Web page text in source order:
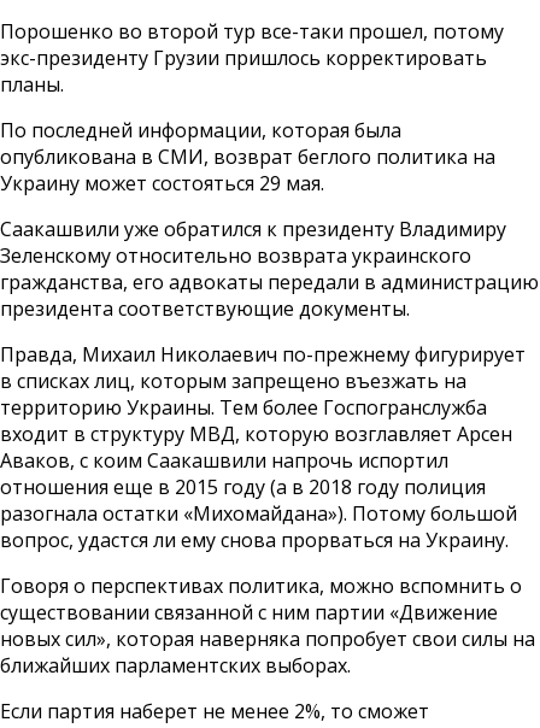
Порошенко во второй тур все-таки прошел, потому
экс-президенту Грузии пришлось корректировать
планы.
По последней информации, которая была
опубликована в СМИ, возврат беглого политика на
Украину может состояться 29 мая.
Саакашвили уже обратился к президенту Владимиру
Зеленскому относительно возврата украинского
гражданства, его адвокаты передали в администрацию
президента соответствующие документы.
Правда, Михаил Николаевич по-прежнему фигурирует
в списках лиц, которым запрещено въезжать на
территорию Украины. Тем более Госпогранслужба
входит в структуру МВД, которую возглавляет Арсен
Аваков, с коим Саакашвили напрочь испортил
отношения еще в 2015 году (а в 2018 году полиция
разогнала остатки «Михомайдана»). Потому большой
вопрос, удастся ли ему снова прорваться на Украину.
Говоря о перспективах политика, можно вспомнить о
существовании связанной с ним партии «Движение
новых сил», которая наверняка попробует свои силы на
ближайших парламентских выборах.
Если партия наберет не менее 2%, то сможет